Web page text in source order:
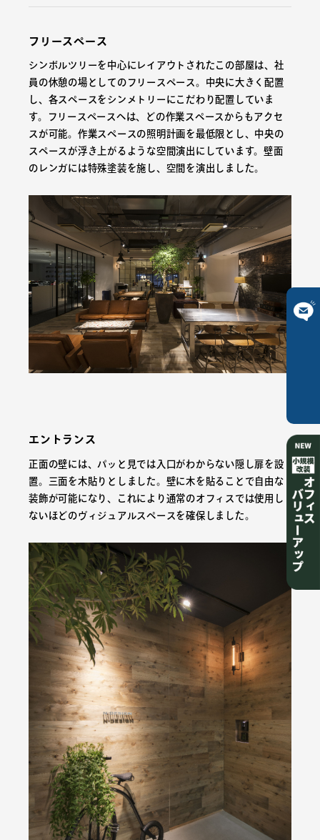
フリースペース
シンボルツリーを中心にレイアウトされたこの部屋は、社
員の休憩の場としてのフリースペース。中央に大きく配置
し、各スペースをシンメトリーにこだわり配置していま
す。フリースペースへは、どの作業スペースからもアクセ
スが可能。作業スペースの照明計画を最低限とし、中央の
スペースが浮き上がるような空間演出にしています。壁面
のレンガには特殊塗装を施し、空間を演出しました。
エントランス
正面の壁には、パッと見では入口がわからない隠し扉を設
置。三面を木貼りとしました。壁に木を貼ることで自由な
装飾が可能になり、これにより通常のオフィスでは使用し
ないほどのヴィジュアルスペースを確保しました。
ご相談は